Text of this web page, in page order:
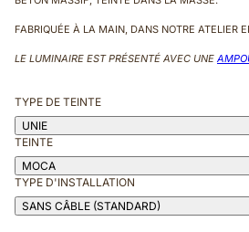
FABRIQUÉE À LA MAIN, DANS NOTRE ATELIER
LE LUMINAIRE EST PRÉSENTÉ AVEC UNE
TYPE DE TEINTE
UNIE
TEINTE
MOCA
TYPE D'INSTALLATION
SANS CÂBLE (STANDARD)